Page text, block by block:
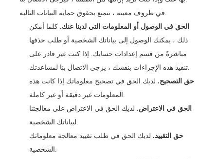
في ظروف معينة ، تتمتع بحقوق حماية البيانات التالية:
الحق في الوصول أو المعلومات التي لدينا عنك. كلما أمكن
ذلك ، يمكنك الوصول إلى بياناتك الشخصية أو طلب حذفها
مباشرةً من قسم إعدادات حسابك. إذا كنت غير قادر على
تنفيذ هذه الإجراءات بنفسك ، يرجى الاتصال بنا لمساعدتك.
حق التصحيح. لديك الحق في تصحيح معلوماتك إذا كانت هذه
المعلومات غير دقيقة أو غير كاملة.
الحق في الاعتراض. لديك الحق في الاعتراض على معالجتنا
لبياناتك الشخصية.
حق التقييد. لديك الحق في طلب تقييد معالجة معلوماتك
الشخصية.